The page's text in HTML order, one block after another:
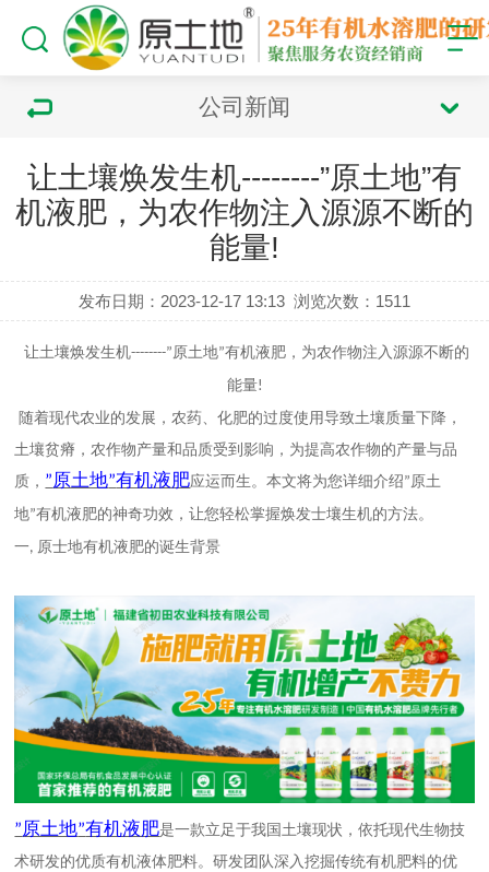
公司新闻
让土壤焕发生机--------”原土地”有
机液肥，为农作物注入源源不断的
能量!
发布日期：2023-12-17 13:13 浏览次数： 1511
让土壤焕发生机--------”原土地”有机液肥，为农作物注入源源不断的
能量!
随着现代农业的发展，农药、化肥的过度使用导致土壤质量下降，
土壤贫瘠，农作物产量和品质受到影响 ， 为提高农作物的产量与品
质， ”原土地”有机液肥应运而生。本文将为您详细介绍”原土
地”有机液肥的神奇功效，让您轻松掌握焕发士壤生机的方法。
一,原士地有机液肥的诞生背景
”原土地”有机液肥是一款立足于我国土壤现状，依托现代生物技
术研发的优质有机液体肥料。研发团队深入挖掘传统有机肥料的优